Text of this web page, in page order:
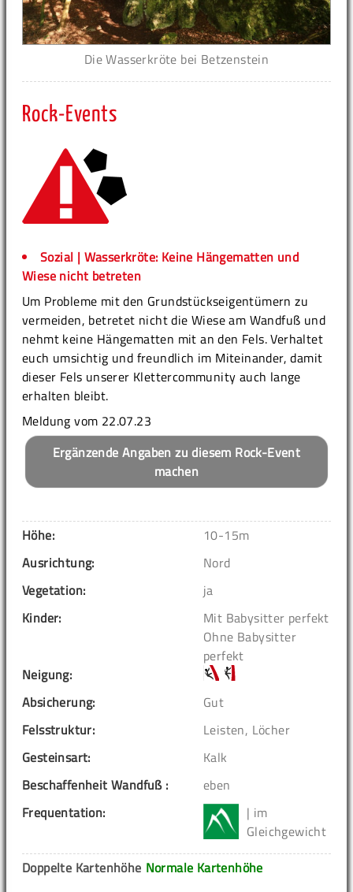
Die Wasserkröte bei Betzenstein
Rock-Events
Sozial | Wasserkröte: Keine Hängematten und
Wiese nicht betreten
Um Probleme mit den Grundstückseigentümern zu
vermeiden, betretet nicht die Wiese am Wandfuß und
nehmt keine Hängematten mit an den Fels. Verhaltet
euch umsichtig und freundlich im Miteinander, damit
dieser Fels unserer Klettercommunity auch lange
erhalten bleibt.
Meldung vom 22.07.23
Ergänzende Angaben zu diesem Rock-Event
machen
Höhe:
10-15m
Ausrichtung:
Nord
Vegetation:
ja
Kinder:
Mit Babysitter perfekt
Ohne Babysitter
perfekt
Neigung:
Absicherung:
Gut
Felsstruktur:
Leisten, Löcher
Gesteinsart:
Kalk
Beschaffenheit Wandfuß :
eben
Frequentation:
| im
Gleichgewicht
Normale Kartenhöhe
Doppelte Kartenhöhe